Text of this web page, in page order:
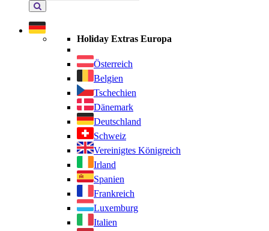
Holiday
Extras
durchsuchen
Holiday Extras Europa
Österreich
Belgien
Tschechien
Dänemark
Deutschland
Schweiz
Vereinigtes Königreich
Irland
Spanien
Frankreich
Luxemburg
Italien